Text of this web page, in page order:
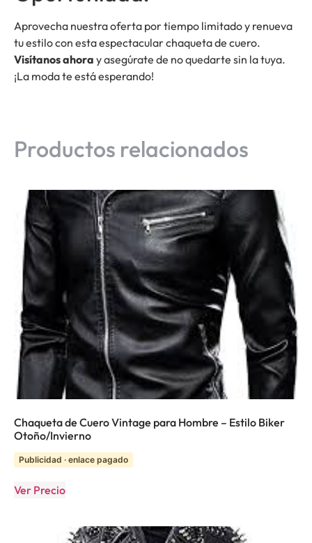
Aprovecha nuestra oferta por tiempo limitado y renueva
tu estilo con esta espectacular chaqueta de cuero.
Visítanos ahora y asegúrate de no quedarte sin la tuya.
¡La moda te está esperando!
Productos relacionados
Chaqueta de Cuero Vintage para Hombre – Estilo Biker
Otoño/Invierno
Publicidad · enlace pagado
Ver Precio